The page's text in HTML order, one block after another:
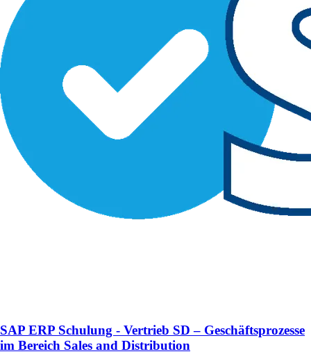
SAP ERP Schulung - Vertrieb SD – Geschäftsprozesse
im Bereich Sales and Distribution